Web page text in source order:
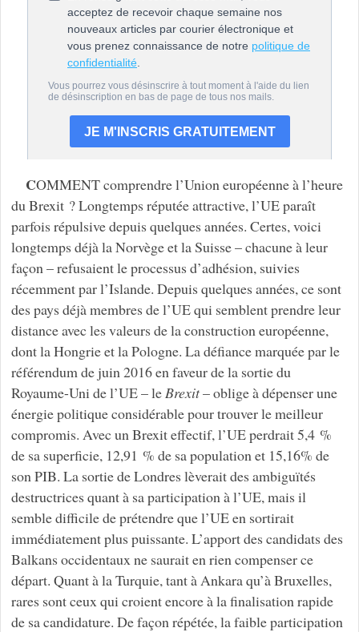
COMMENT comprendre l’Union européenne à l’heure
du Brexit ? Longtemps réputée attractive, l’UE paraît
parfois répulsive depuis quelques années. Certes, voici
longtemps déjà la Norvège et la Suisse – chacune à leur
façon – refusaient le processus d’adhésion, suivies
récemment par l’Islande. Depuis quelques années, ce sont
des pays déjà membres de l’UE qui semblent prendre leur
distance avec les valeurs de la construction européenne,
dont la Hongrie et la Pologne. La défiance marquée par le
référendum de juin 2016 en faveur de la sortie du
Royaume-Uni de l’UE – leBrexit– oblige à dépenser une
énergie politique considérable pour trouver le meilleur
compromis. Avec un Brexit effectif, l’UE perdrait 5,4 %
de sa superficie, 12,91 % de sa population et 15,16% de
son PIB. La sortie de Londres lèverait des ambiguïtés
destructrices quant à sa participation à l’UE, mais il
semble difficile de prétendre que l’UE en sortirait
immédiatement plus puissante. L’apport des candidats des
Balkans occidentaux ne saurait en rien compenser ce
départ. Quant à la Turquie, tant à Ankara qu’à Bruxelles,
rares sont ceux qui croient encore à la finalisation rapide
de sa candidature. De façon répétée, la faible participation